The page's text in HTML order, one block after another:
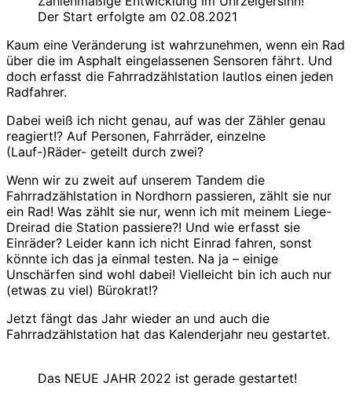
Der Start erfolgte am 02.08.2021
Kaum eine Veränderung ist wahrzunehmen, wenn ein Rad
über die im Asphalt eingelassenen Sensoren fährt. Und
doch erfasst die Fahrradzählstation lautlos einen jeden
Radfahrer.
Dabei weiß ich nicht genau, auf was der Zähler genau
reagiert!? Auf Personen, Fahrräder, einzelne
(Lauf-)Räder- geteilt durch zwei?
Wenn wir zu zweit auf unserem Tandem die
Fahrradzählstation in Nordhorn passieren, zählt sie nur
ein Rad! Was zählt sie nur, wenn ich mit meinem Liege-
Dreirad die Station passiere?! Und wie erfasst sie
Einräder? Leider kann ich nicht Einrad fahren, sonst
könnte ich das ja einmal testen. Na ja – einige
Unschärfen sind wohl dabei! Vielleicht bin ich auch nur
(etwas zu viel) Bürokrat!?
Jetzt fängt das Jahr wieder an und auch die
Fahrradzählstation hat das Kalenderjahr neu gestartet.
Das NEUE JAHR 2022 ist gerade gestartet!